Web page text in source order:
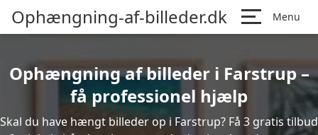
Ophængning-af-billeder.dk Menu
Ophængning af billeder i Farstrup –
få professionel hjælp
Skal du have hængt billeder op i Farstrup? Få 3 gratis tilbud